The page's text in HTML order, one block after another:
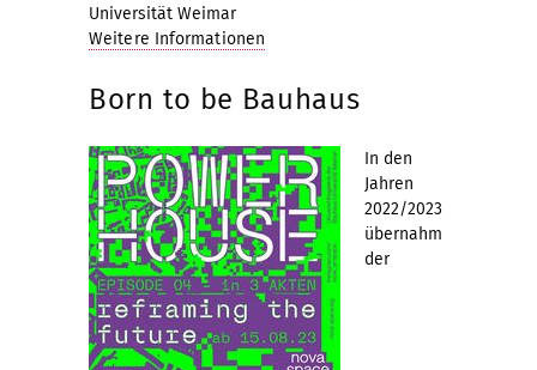
Universität Weimar
Weitere Informationen
Born to be Bauhaus
In den
Jahren
2022/2023
übernahm
der